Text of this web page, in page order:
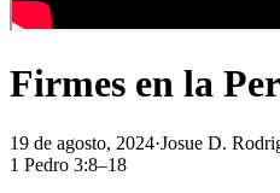
Firmes en la
19 de agosto, 2024·Josue D.
1 Pedro 3:8–18